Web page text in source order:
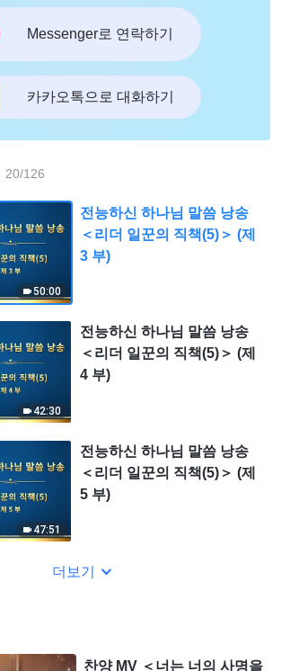
Messenger로 연락하기
카카오톡으로 대화하기
20/126
50:00
전능하신 하나님 말씀 낭송
＜리더 일꾼의 직책(5)＞ (제
3 부)
42:30
전능하신 하나님 말씀 낭송
＜리더 일꾼의 직책(5)＞ (제
4 부)
47:51
전능하신 하나님 말씀 낭송
＜리더 일꾼의 직책(5)＞ (제
5 부)
더보기
찬양 MV ＜너는 너의 사명을